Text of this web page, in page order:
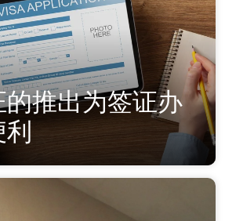
推出为签证办
利